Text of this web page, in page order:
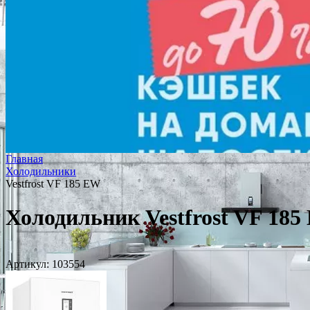
Главная
Холодильники
Vestfrost VF 185 EW
Холодильник Vestfrost VF 185
Артикул: 103554